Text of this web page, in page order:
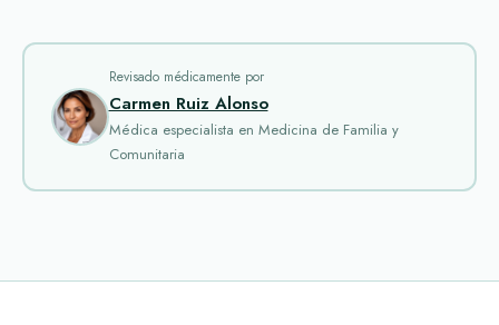
Revisado médicamente por
Carmen Ruiz Alonso
Médica especialista en Medicina de Familia y
Comunitaria